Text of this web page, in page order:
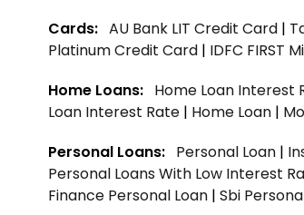
Cards: AU Bank LIT Credit Card |
Platinum Credit Card | IDFC FIRST
Home Loans: Home Loan Interest
Loan Interest Rate | Home Loan |
Personal Loans: Personal Loan |
Personal Loans With Low Interest
Finance Personal Loan | Sbi